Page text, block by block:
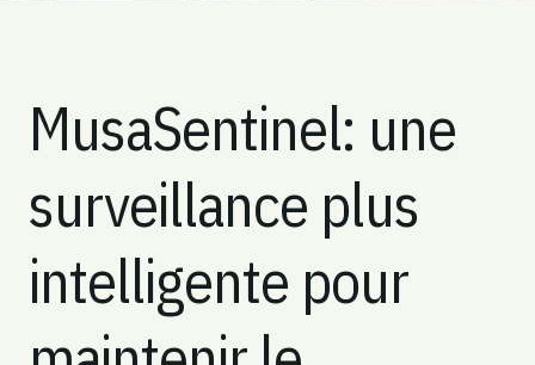
MusaSentinel: une
surveillance plus
intelligente pour